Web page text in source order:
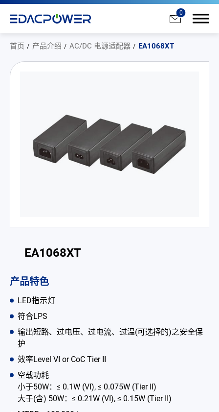
0
首页 产品介绍 AC/DC 电源适配器 EA1068XT
EA1068XT
产品特色
LED指示灯
符合LPS
输出短路、过电压、过电流、过温(可选择的)之安全保
护
效率Level VI or CoC Tier II
空载功耗
小于50W：≤ 0.1W (VI), ≤ 0.075W (Tier II)
大于(含) 50W：≤ 0.21W (VI), ≤ 0.15W (Tier II)
AC/DC 电源适配器
AC/DC 医疗电源供应器
电池适配充电器
开放式电源
CRPS 电源
解决方案
为何选择翌胜
最新消息
公司简介